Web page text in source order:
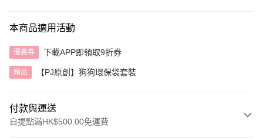
本商品適用活動
優惠券 下載APP即領取9折券
贈品 【PJ原創】狗狗環保袋套裝
付款與運送
自提點滿HK$500.00免運費